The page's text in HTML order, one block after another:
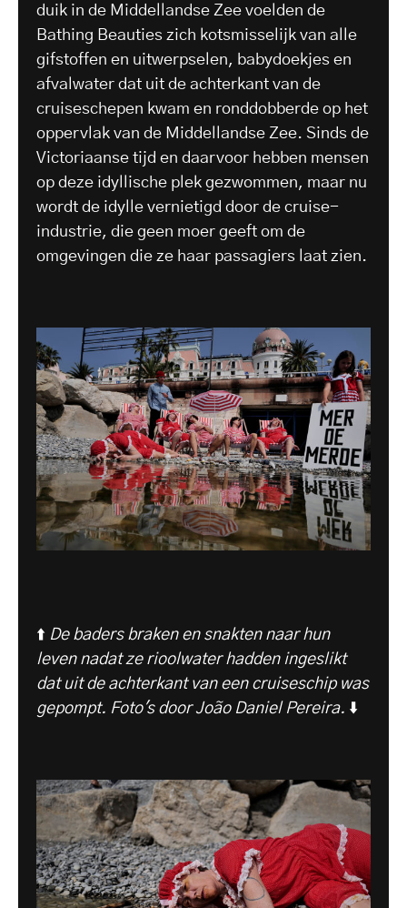
duik in de Middellandse Zee voelden de
Bathing Beauties zich kotsmisselijk van alle
gifstoffen en uitwerpselen, babydoekjes en
afvalwater dat uit de achterkant van de
cruiseschepen kwam en ronddobberde op het
oppervlak van de Middellandse Zee. Sinds de
Victoriaanse tijd en daarvoor hebben mensen
op deze idyllische plek gezwommen, maar nu
wordt de idylle vernietigd door de cruise-
industrie, die geen moer geeft om de
omgevingen die ze haar passagiers laat zien.
⬆️ De baders braken en snakten naar hun
leven nadat ze rioolwater hadden ingeslikt
dat uit de achterkant van een cruiseschip was
gepompt. Foto's door João Daniel Pereira. ⬇️